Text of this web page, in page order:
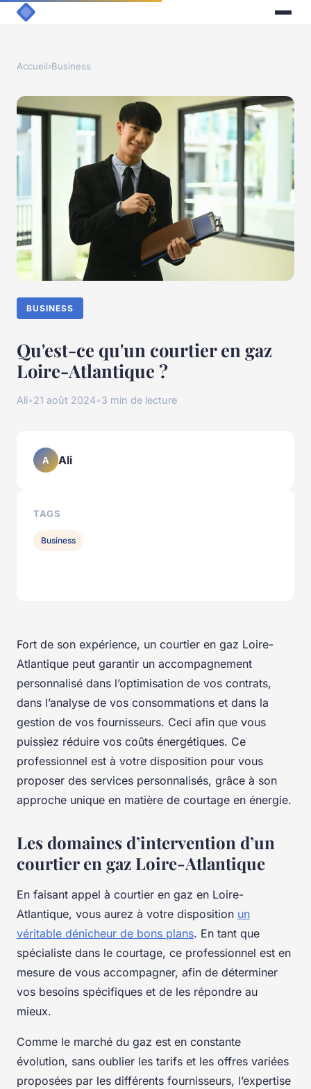
Accueil›Business
BUSINESS
Qu'est-ce qu'un courtier en gaz
Loire-Atlantique ?
Ali•21 août 2024•3 min de lecture
Fort de son expérience, un courtier en gaz Loire-
Atlantique peut garantir un accompagnement
personnalisé dans l’optimisation de vos contrats,
dans l’analyse de vos consommations et dans la
gestion de vos fournisseurs. Ceci afin que vous
puissiez réduire vos coûts énergétiques. Ce
professionnel est à votre disposition pour vous
proposer des services personnalisés, grâce à son
approche unique en matière de courtage en énergie.
Les domaines d’intervention d’un
courtier en gaz Loire-Atlantique
En faisant appel à courtier en gaz en Loire-
Atlantique, vous aurez à votre disposition un
véritable dénicheur de bons plans. En tant que
spécialiste dans le courtage, ce professionnel est en
mesure de vous accompagner, afin de déterminer
vos besoins spécifiques et de les répondre au
mieux.
Comme le marché du gaz est en constante
évolution, sans oublier les tarifs et les offres variées
proposées par les différents fournisseurs, l’expertise
A Ali
TAGS
Business